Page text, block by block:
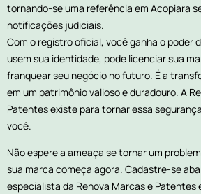
tornando-se uma referência em Acopiara
notificações judiciais.
Com o registro oficial, você ganha o poder
usem sua identidade, pode licenciar sua
franquear seu negócio no futuro. É a
em um patrimônio valioso e duradouro. A
Patentes existe para tornar essa
você.
Não espere a ameaça se tornar um
sua marca começa agora. Cadastre-se
especialista da Renova Marcas e Patentes